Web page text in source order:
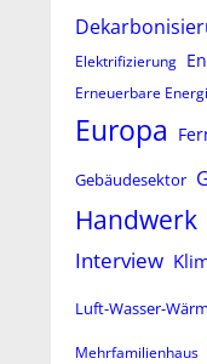
Elektrifizierung
Erneuerbare
Europa
Gebäudesektor
Handwerk
Interview
Luft-Wasser-
Mehrfamilienhaus